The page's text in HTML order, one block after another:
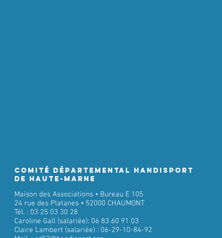
Comité Départemental Handisport
de Haute-Marne
Maison des Associations • Bureau E 105
24 rue des Platanes • 52000 CHAUMONT
Tél. : 03 25 03 30 28
Caroline Gall (salariée): 06 83 60 91 03
Claire Lambert (salariée) : 06-29-10-84-92